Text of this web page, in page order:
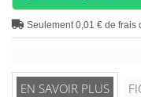
Seulement 0,01 € de frais
EN SAVOIR PLUS